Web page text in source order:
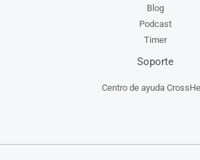
Blog
Podcast
Timer
Soporte
Centro de ayuda